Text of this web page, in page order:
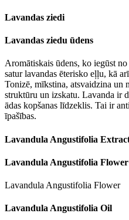
Lavandas ziedi
Lavandas ziedu ūdens
Aromātiskais ūdens, ko iegūst
satur lavandas ēterisko eļļu, kā
Tonizē, mīkstina, atsvaidzina un
struktūru un izskatu. Lavanda ir
ādas kopšanas līdzeklis. Tai ir
īpašības.
Lavandula Angustifolia
Lavandula Angustifolia Flower
Lavandula Angustifolia Flower
Lavandula Angustifolia Oil